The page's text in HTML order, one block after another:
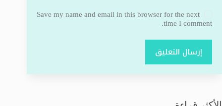
Save my name and email in this browser for the next
time I comment.
إرسال التعليق